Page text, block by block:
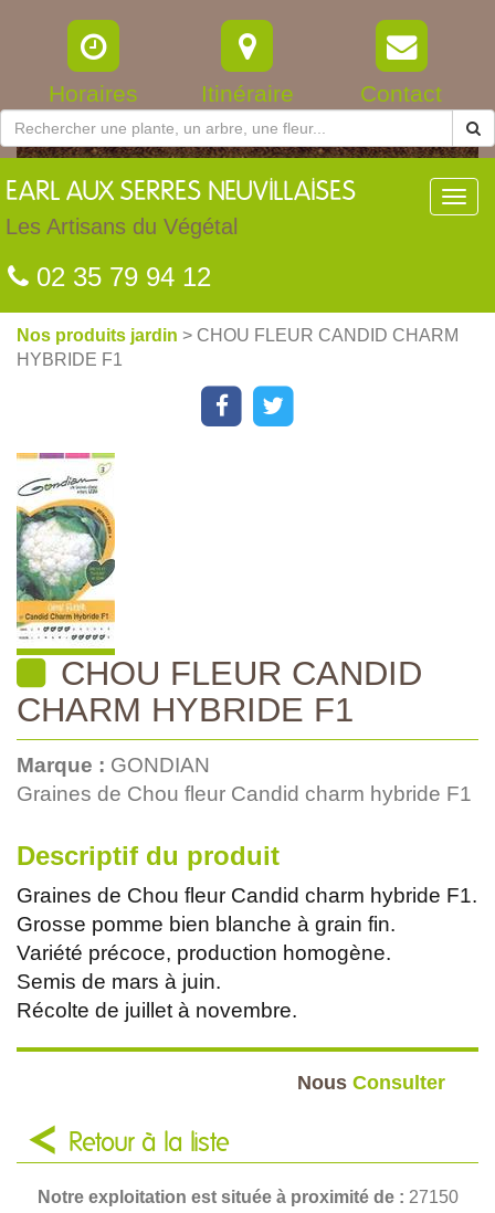
Horaires Itinéraire Contact
EARL AUX SERRES NEUVILLAISES
Les Artisans du Végétal
02 35 79 94 12
Nos produits jardin > CHOU FLEUR CANDID CHARM
HYBRIDE F1
CHOU FLEUR CANDID
CHARM HYBRIDE F1
Marque : GONDIAN
Graines de Chou fleur Candid charm hybride F1
Descriptif du produit
Graines de Chou fleur Candid charm hybride F1.
Grosse pomme bien blanche à grain fin.
Variété précoce, production homogène.
Semis de mars à juin.
Récolte de juillet à novembre.
Nous Consulter
Retour à la liste
Notre exploitation est située à proximité de : 27150